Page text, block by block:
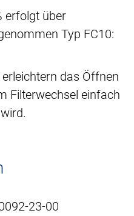
erfolgt über
Typ FC10:
das Öffnen
Filterwechsel einfach
23-00